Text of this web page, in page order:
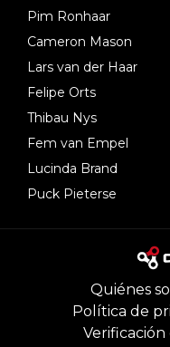
Pim Ronhaar
Cameron Mason
Lars van der Haar
Felipe Orts
Thibau Nys
Fem van Empel
Lucinda Brand
Puck Pieterse
Quiénes
Política de